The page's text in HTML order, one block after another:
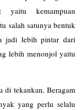
yaitu kemampuan
salah satunya bentuk
jadi lebih pintar dari
lebih menonjol yaitu
di tekankan. Beragam
yang perlu selalu